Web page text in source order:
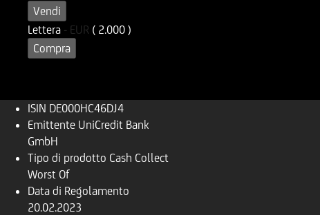
Vendi
Lettera - EUR ( 2.000 )
Compra
ISIN DE000HC46DJ4
Emittente UniCredit Bank
GmbH
Tipo di prodotto Cash Collect
Worst Of
Data di Regolamento
20.02.2023